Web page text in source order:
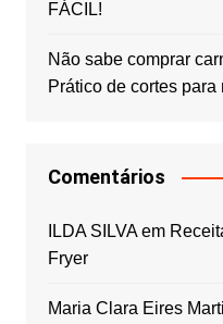
FÁCIL!
Não sabe comprar
Prático de cortes
Comentários
ILDA SILVAem
Fryer
Maria Clara Eires